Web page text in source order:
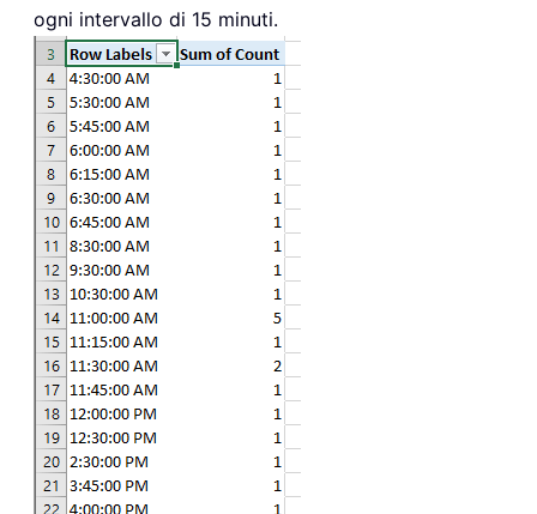
ogni intervallo di 15 minuti.